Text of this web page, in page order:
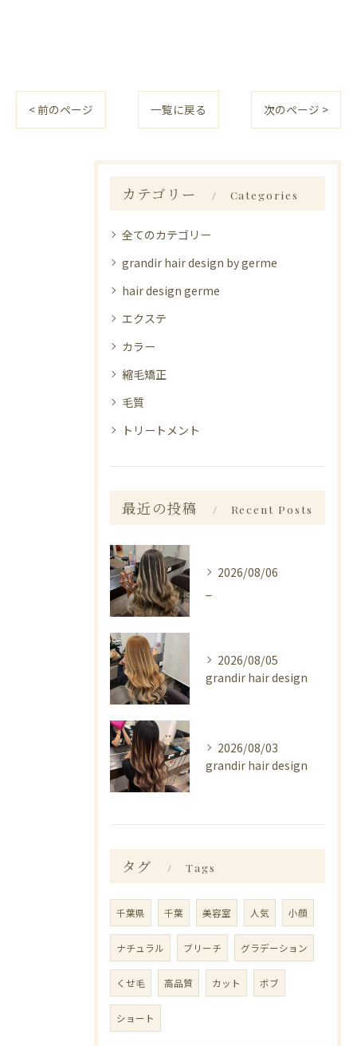
< 前のページ 一覧に戻る 次のページ >
カテゴリー Categories
全てのカテゴリー
grandir hair design by germe
hair design germe
エクステ
カラー
縮毛矯正
毛質
トリートメント
最近の投稿 Recent Posts
2026/08/06
2026/08/05
grandir hair design
2026/08/03
grandir hair design
タグ Tags
千葉県 千葉 美容室 人気 小顔
ナチュラル ブリーチ グラデーション
くせ毛 高品質 カット ボブ
ショート